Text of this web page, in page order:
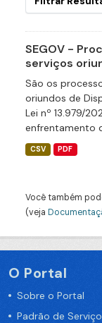
SEGOV -
serviços
São os
oriundos de
Lei nº 13.979/
enfrentamento
CSV PDF
Você também
(veja
O Portal
Sobre o Portal
Padrão de